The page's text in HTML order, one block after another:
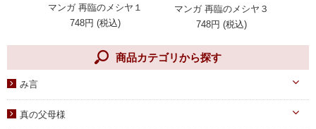
マンガ 再臨のメシヤ１
748円 (税込)
マンガ 再臨のメシヤ３
748円 (税込)
商品カテゴリから探す
み言
真の父母様